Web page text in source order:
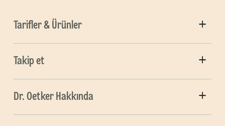
Tarifler & Ürünler
Takip et
Dr. Oetker Hakkında